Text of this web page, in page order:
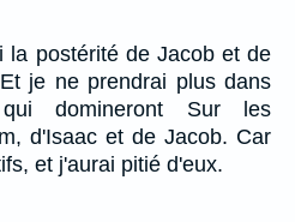
la postérité de Jacob et de
je ne prendrai plus dans
domineront Sur les
d'Isaac et de Jacob. Car
et j'aurai pitié d'eux.